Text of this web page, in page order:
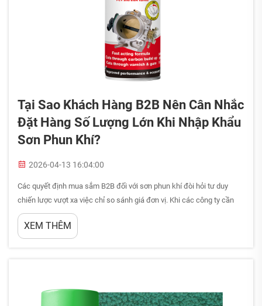
Tại Sao Khách Hàng B2B Nên Cân Nhắc
Đặt Hàng Số Lượng Lớn Khi Nhập Khẩu
Sơn Phun Khí?
2026-04-13 16:04:00
Các quyết định mua sắm B2B đối với sơn phun khí đòi hỏi tư duy
chiến lược vượt xa việc chỉ so sánh giá đơn vị. Khi các công ty cần
các giải pháp phủ đáng tin cậy cho sản xuất, bảo trì hoặc bán lại,
phương thức mua sắm trực tiếp ảnh hưởng đến hiệu quả hoạt động...
XEM THÊM